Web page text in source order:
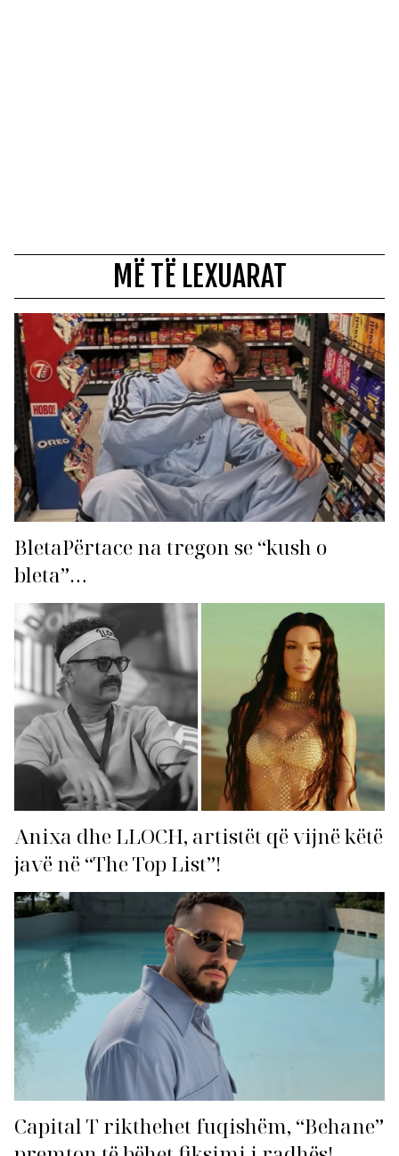
MË TË LEXUARAT
BletaPërtace na tregon se “kush o
bleta”…
Anixa dhe LLOCH, artistët që vijnë këtë
javë në “The Top List”!
Capital T rikthehet fuqishëm, “Behane”